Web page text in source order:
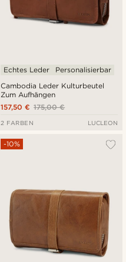
Cambodia Leder Kulturbeutel
Zum Aufhängen
Echtes Leder Personalisierbar
175,00 €
157,50 €
2 FARBEN LUCLEON
-10%